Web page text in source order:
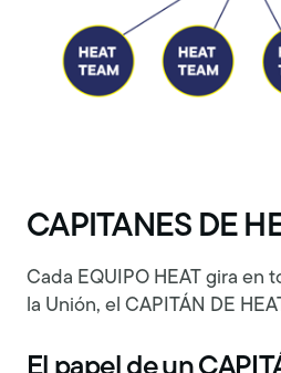
CAPITANES DE
Cada EQUIPO HEAT gira en
la Unión, el CAPITÁN DE